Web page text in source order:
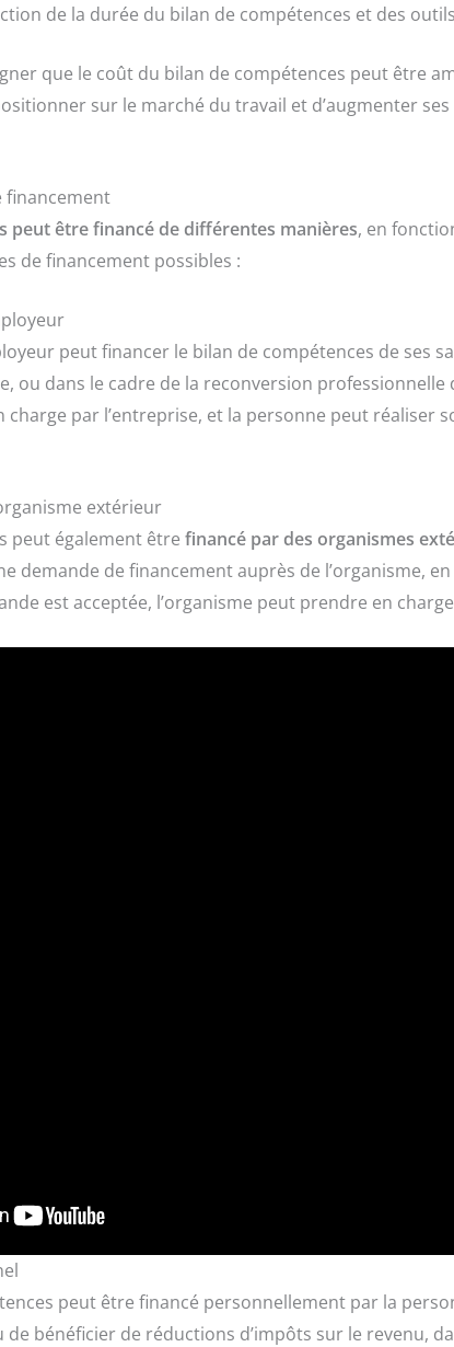
de la durée du bilan de compétences et des
que le coût du bilan de compétences peut être
sur le marché du travail et d’augmenter
financement
peut être financé de différentes manières, en
de financement possibles :
peut financer le bilan de compétences de ses
ou dans le cadre de la reconversion professionnelle
charge par l’entreprise, et la personne peut réaliser
extérieur
peut également être financé par des organismes
demande de financement auprès de l’organisme,
est acceptée, l’organisme peut prendre en
peut être financé personnellement par la
bénéficier de réductions d’impôts sur le revenu,